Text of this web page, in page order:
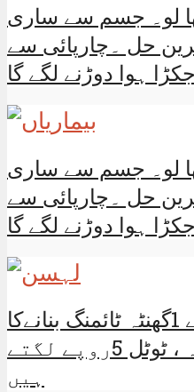
لو۔ جسم سے ساری
حل ۔چارپائی سے
جکڑا ہوا دوڑنے لگے گا
لو۔ جسم سے ساری
حل ۔چارپائی سے
جکڑا ہوا دوڑنے لگے گا
لہسن کے 3جووں سے 1گھنٹہ ٹائمنگ بنانےکا
بڑا ہی قیمتی نسخہ ، ٹوٹل 5روپے لگتے
ہیں